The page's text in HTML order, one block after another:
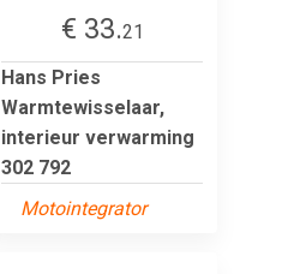
€ 33.21
Hans Pries
Warmtewisselaar,
interieur verwarming
302 792
Motointegrator